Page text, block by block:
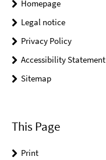
Homepage
Legal notice
Privacy Policy
Accessibility Statement
Sitemap
This Page
Print